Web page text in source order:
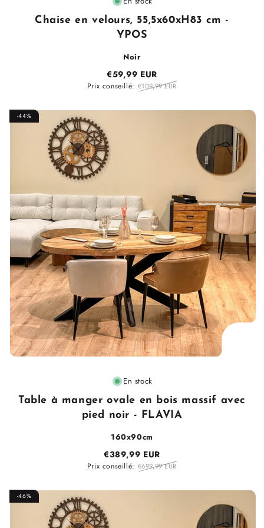
Chaise en velours, 55,5x60xH83 cm -
YPOS
Noir
€59,99 EUR
Prix conseillé: €109,99 EUR
-44%
Fournisseur
En stock
Table à manger ovale en bois massif avec
pied noir - FLAVIA
160x90cm
€389,99 EUR
Prix conseillé: €699,99 EUR
-46%